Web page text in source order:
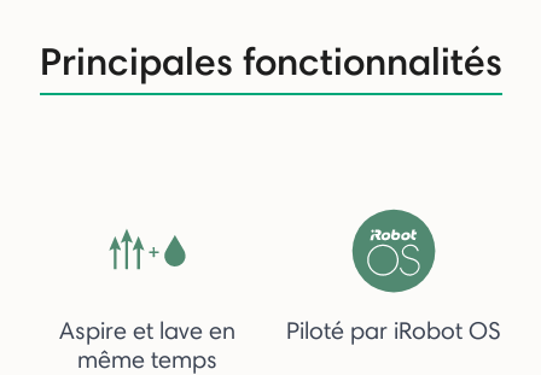
Principales fonctionnalités
Aspire et lave en
même temps
Piloté par iRobot OS